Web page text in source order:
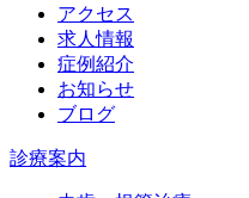
アクセス
求人情報
症例紹介
お知らせ
ブログ
診療案内